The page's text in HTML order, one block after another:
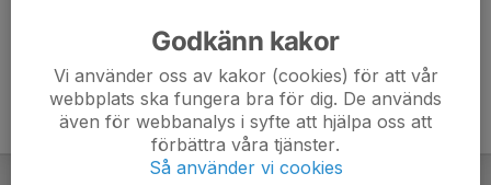
Godkänn kakor
Vi använder oss av kakor (cookies) för att vår
webbplats ska fungera bra för dig. De används
även för webbanalys i syfte att hjälpa oss att
förbättra våra tjänster.
Så använder vi cookies